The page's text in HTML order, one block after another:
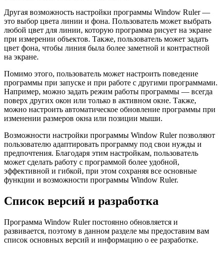
Другая возможность настройки программы Window Ruler —
это выбор цвета линии и фона. Пользователь может выбрать
любой цвет для линии, которую программа рисует на экране
при измерении объектов. Также, пользователь может задать
цвет фона, чтобы линия была более заметной и контрастной
на экране.
Помимо этого, пользователь может настроить поведение
программы при запуске и при работе с другими программами.
Например, можно задать режим работы программы — всегда
поверх других окон или только в активном окне. Также,
можно настроить автоматическое обновление программы при
изменении размеров окна или позиции мыши.
Возможности настройки программы Window Ruler позволяют
пользователю адаптировать программу под свои нужды и
предпочтения. Благодаря этим настройкам, пользователь
может сделать работу с программой более удобной,
эффективной и гибкой, при этом сохраняя все основные
функции и возможности программы Window Ruler.
Список версий и разработка
Программа Window Ruler постоянно обновляется и
развивается, поэтому в данном разделе мы предоставим вам
список основных версий и информацию о ее разработке.